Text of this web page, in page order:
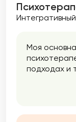
Моя
подходах и
Вам внести